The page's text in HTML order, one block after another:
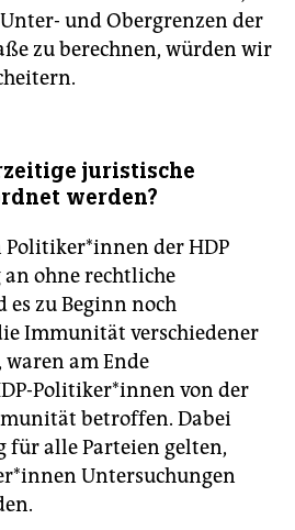
und Obergrenzen der
zu berechnen, würden wir
juristische
werden?
Politiker*innen der HDP
ohne rechtliche
es zu Beginn noch
Immunität verschiedener
am Ende
Politiker*innen von der
betroffen. Dabei
für alle Parteien gelten,
Untersuchungen